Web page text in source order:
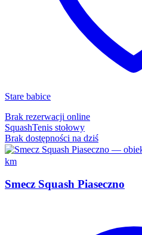
Stare babice
Brak rezerwacji online
SquashTenis stołowy
Brak dostępności na dziś
km
Smecz Squash Piaseczno